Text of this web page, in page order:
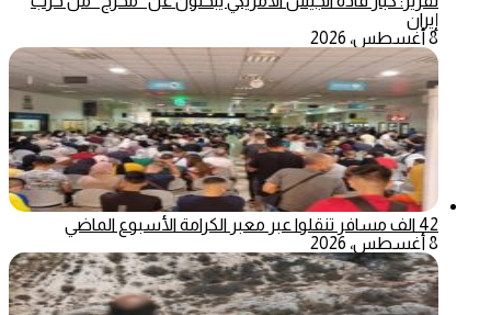
إيران
8 أغسطس، 2026
42 الف مسافر تنقلوا عبر معبر الكرامة الأسبوع الماضي
8 أغسطس، 2026